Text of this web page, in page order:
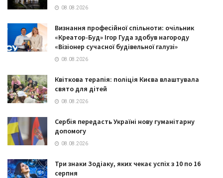
08.08.2026
Визнання професійної спільноти: очільник
«Креатор-Буд» Ігор Гуда здобув нагороду
«Візіонер сучасної будівельної галузі»
08.08.2026
Квіткова терапія: поліція Києва влаштувала
свято для дітей
08.08.2026
Сербія передасть Україні нову гуманітарну
допомогу
08.08.2026
Три знаки Зодіаку, яких чекає успіх з 10 по 16
серпня